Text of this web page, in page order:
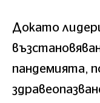
Докато
пандемията,